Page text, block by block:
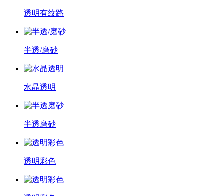
透明有纹路
半透/磨砂
水晶透明
半透磨砂
透明彩色